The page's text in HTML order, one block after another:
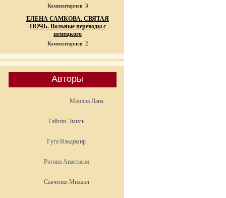
Комментариев: 3
ЕЛЕНА САМКОВА. СВЯТАЯ
НОЧЬ. Вольные переводы с
немецкого
Комментариев: 2
Авторы
Минина Лана
Гайсин Эмиль
Гуга Владимир
Рогова Анастасия
Савченко Михаил